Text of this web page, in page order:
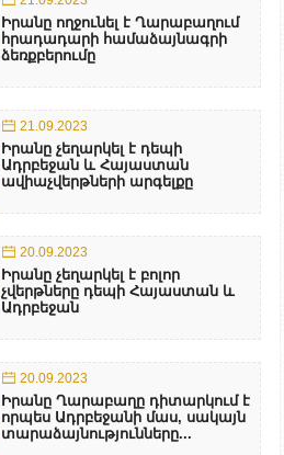
Իրանը ողջունել է Ղարաբաղում
հրադադարի համաձայնագրի
ձեռքբերումը
21.09.2023
Իրանը չեղարկել է դեպի
Ադրբեջան և Հայաստան
ավիաչվերթների արգելքը
20.09.2023
Իրանը չեղարկել է բոլոր
չվերթները դեպի Հայաստան և
Ադրբեջան
20.09.2023
Իրանը Ղարաբաղը դիտարկում է
որպես Ադրբեջանի մաս, սակայն
տարաձայնությունները...